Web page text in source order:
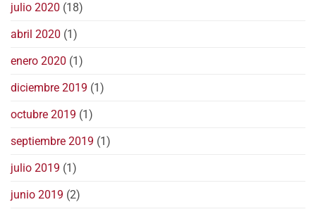
julio 2020 (18)
abril 2020 (1)
enero 2020 (1)
diciembre 2019 (1)
octubre 2019 (1)
septiembre 2019 (1)
julio 2019 (1)
junio 2019 (2)